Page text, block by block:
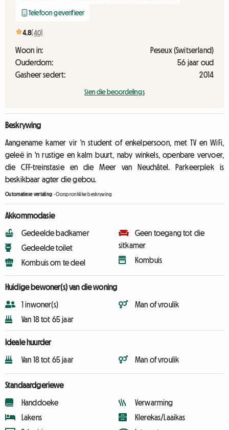
Telefoon geverifieer
4.8(40)
Woon in:
Peseux (Switserland)
Ouderdom:
56 jaar oud
Gasheer sedert:
2014
Sien die beoordelings
Beskrywing
Aangename kamer vir 'n student of enkelpersoon, met TV en WiFi,
geleë in 'n rustige en kalm buurt, naby winkels, openbare vervoer,
die CFF-treinstasie en die Meer van Neuchâtel. Parkeerplek is
beskikbaar agter die gebou.
Outomatiese vertaling -Oorspronklike beskrywing
Akkommodasie
Gedeelde badkamer
Gedeelde toilet
Kombuis om te deel
Geen toegang tot die
sitkamer
Kombuis
Huidige bewoner(s) van die woning
1 inwoner(s)
Van 18 tot 65 jaar
Man of vroulik
Ideale huurder
Van 18 tot 65 jaar Man of vroulik
Standaardgeriewe
Handdoeke
Lakens
Verwarming
Klerekas/Laaikas